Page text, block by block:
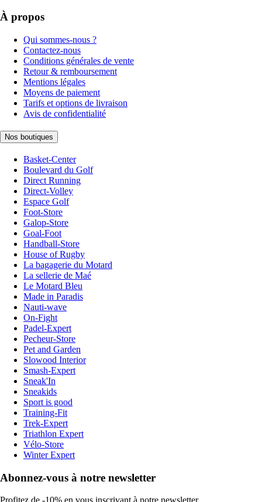
À propos
Qui sommes-nous ?
Contactez-nous
Conditions générales de vente
Retour & remboursement
Mentions légales
Moyens de paiement
Tarifs et options de livraison
Avis de confidentialité
Nos boutiques
Basket-Center
Boulevard du Golf
Direct Running
Direct-Volley
Espace Golf
Foot-Store
Galop-Store
Goal-Foot
Handball-Store
House of Rugby
La bagagerie du Motard
La sellerie de Maé
Le Motard Bleu
Made in Paradis
Nauti-wave
On-Fight
Padel-Expert
Pecheur-Store
Pet and Garden
Slowood Interior
Smash-Expert
Sneak'In
Sneakids
Sport is good
Training-Fit
Trek-Expert
Triathlon Expert
Vélo-Store
Winter Expert
Abonnez-vous à notre newsletter